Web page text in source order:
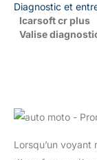
Diagnostic et
Icarsoft cr plus
Valise
Lorsqu’un voyant